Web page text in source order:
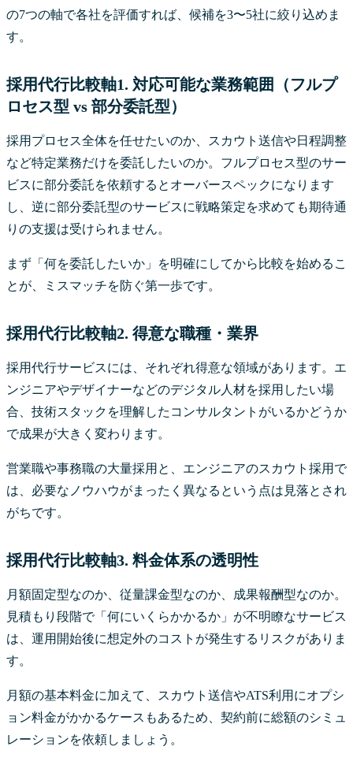
の7つの軸で各社を評価すれば、候補を3〜5社に絞り込めま
す。
採用代行比較軸1. 対応可能な業務範囲（フルプ
ロセス型 vs 部分委託型）
採用プロセス全体を任せたいのか、スカウト送信や日程調整
など特定業務だけを委託したいのか。フルプロセス型のサー
ビスに部分委託を依頼するとオーバースペックになります
し、逆に部分委託型のサービスに戦略策定を求めても期待通
りの支援は受けられません。
まず「何を委託したいか」を明確にしてから比較を始めるこ
とが、ミスマッチを防ぐ第一歩です。
採用代行比較軸2. 得意な職種・業界
採用代行サービスには、それぞれ得意な領域があります。エ
ンジニアやデザイナーなどのデジタル人材を採用したい場
合、技術スタックを理解したコンサルタントがいるかどうか
で成果が大きく変わります。
営業職や事務職の大量採用と、エンジニアのスカウト採用で
は、必要なノウハウがまったく異なるという点は見落とされ
がちです。
採用代行比較軸3. 料金体系の透明性
月額固定型なのか、従量課金型なのか、成果報酬型なのか。
見積もり段階で「何にいくらかかるか」が不明瞭なサービス
は、運用開始後に想定外のコストが発生するリスクがありま
す。
月額の基本料金に加えて、スカウト送信やATS利用にオプシ
ョン料金がかかるケースもあるため、契約前に総額のシミュ
レーションを依頼しましょう。